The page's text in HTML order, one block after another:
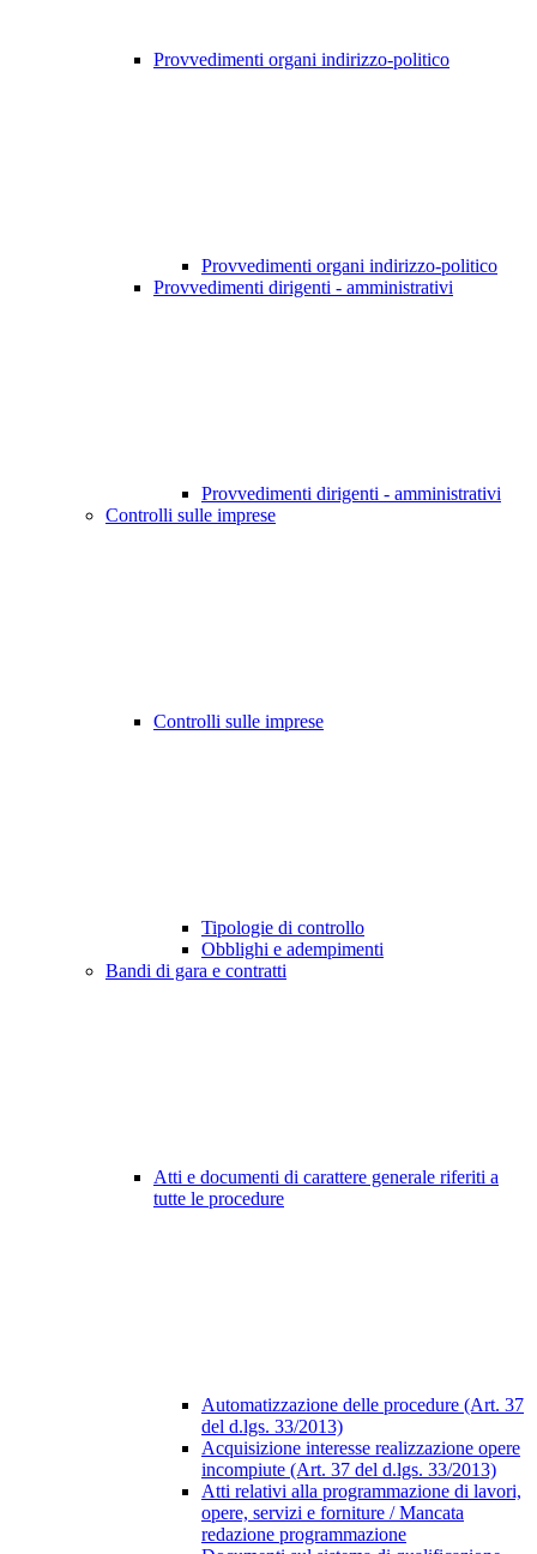
Provvedimenti organi indirizzo-politico
Provvedimenti organi indirizzo-politico
Provvedimenti dirigenti - amministrativi
Provvedimenti dirigenti - amministrativi
Controlli sulle imprese
Controlli sulle imprese
Tipologie di controllo
Obblighi e adempimenti
Bandi di gara e contratti
Atti e documenti di carattere generale riferiti a
tutte le procedure
Automatizzazione delle procedure (Art. 37
del d.lgs. 33/2013)
Acquisizione interesse realizzazione opere
incompiute (Art. 37 del d.lgs. 33/2013)
Atti relativi alla programmazione di lavori,
opere, servizi e forniture / Mancata
redazione programmazione